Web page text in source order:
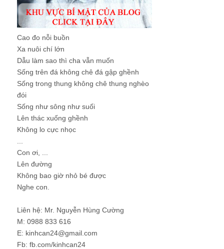
Cao đo nỗi buồn
Xa nuôi chí lớn
Dẫu làm sao thì cha vẫn muốn
Sống trên đá không chê đá gập ghềnh
Sống trong thung không chê thung nghèo
đói
Sống như sông như suối
Lên thác xuống ghềnh
Không lo cực nhọc
Con ơi, ...
Lên đường
Không bao giờ nhỏ bé được
Nghe con.
Liên hệ: Mr. Nguyễn Hùng Cường
M: 0988 833 616
E: kinhcan24@gmail.com
Fb: fb.com/kinhcan24